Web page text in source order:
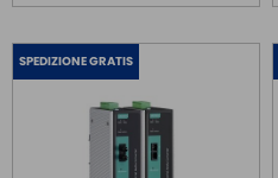
SPEDIZIONE GRATIS